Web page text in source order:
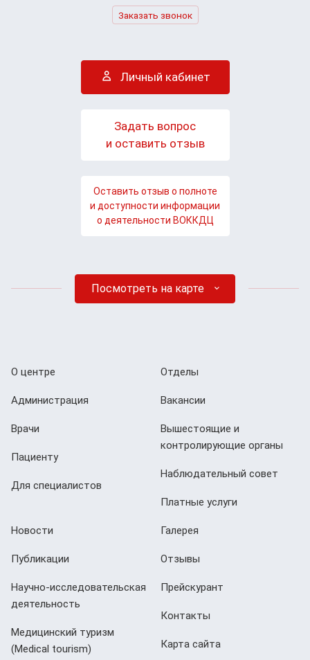
Заказать звонок
Личный кабинет
Задать вопрос
и оставить отзыв
Оставить отзыв о полноте
и доступности информации
о деятельности ВОККДЦ
Посмотреть на карте
О центре
Администрация
Врачи
Пациенту
Для специалистов
Отделы
Вакансии
Вышестоящие и
контролирующие органы
Наблюдательный совет
Платные услуги
Новости
Публикации
Научно-исследовательская
деятельность
Медицинский туризм
(Мedical tourism)
Галерея
Отзывы
Прейскурант
Контакты
Карта сайта